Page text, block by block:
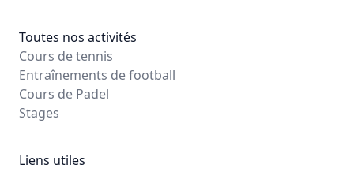
Toutes nos activités
Cours de tennis
Entraînements de football
Cours de Padel
Stages
Liens utiles